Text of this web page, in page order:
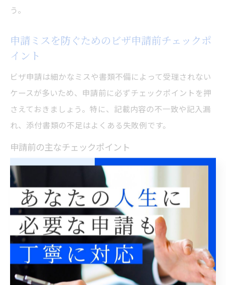
う。
申請ミスを防ぐためのビザ申請前チェックポ
イント
ビザ申請は細かなミスや書類不備によって受理されない
ケースが多いため、申請前に必ずチェックポイントを押
さえておきましょう。特に、記載内容の不一致や記入漏
れ、添付書類の不足はよくある失敗例です。
申請前の主なチェックポイント
全ての書類が最新かつ有効期限内であるか
申請書の記入漏れや誤記がないか
証明写真の規格やサイズが指定通りか
実際に、必要書類の一部が古かったために再申請となっ
た事例や、記入ミスで追加説明を求められたケースも少
なくありません。書類はコピーをとっておき、原本と照
合しながら最終確認することで、こうしたミスを未然に
防げます。